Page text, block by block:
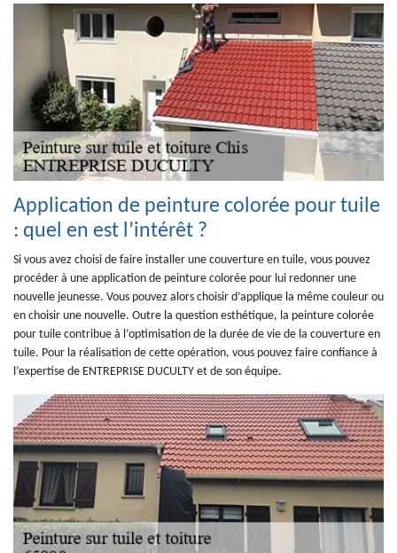
Application de peinture colorée pour tuile
: quel en est l’intérêt ?
Si vous avez choisi de faire installer une couverture en tuile, vous pouvez
procéder à une application de peinture colorée pour lui redonner une
nouvelle jeunesse. Vous pouvez alors choisir d’applique la même couleur ou
en choisir une nouvelle. Outre la question esthétique, la peinture colorée
pour tuile contribue à l’optimisation de la durée de vie de la couverture en
tuile. Pour la réalisation de cette opération, vous pouvez faire confiance à
l’expertise de ENTREPRISE DUCULTY et de son équipe.